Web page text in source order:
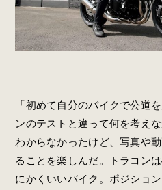
「初めて自分のバイクで公道
ンのテストと違って何を考え
わからなかったけど、写真や
ることを楽しんだ。トラコン
にかくいいバイク。ポジショ